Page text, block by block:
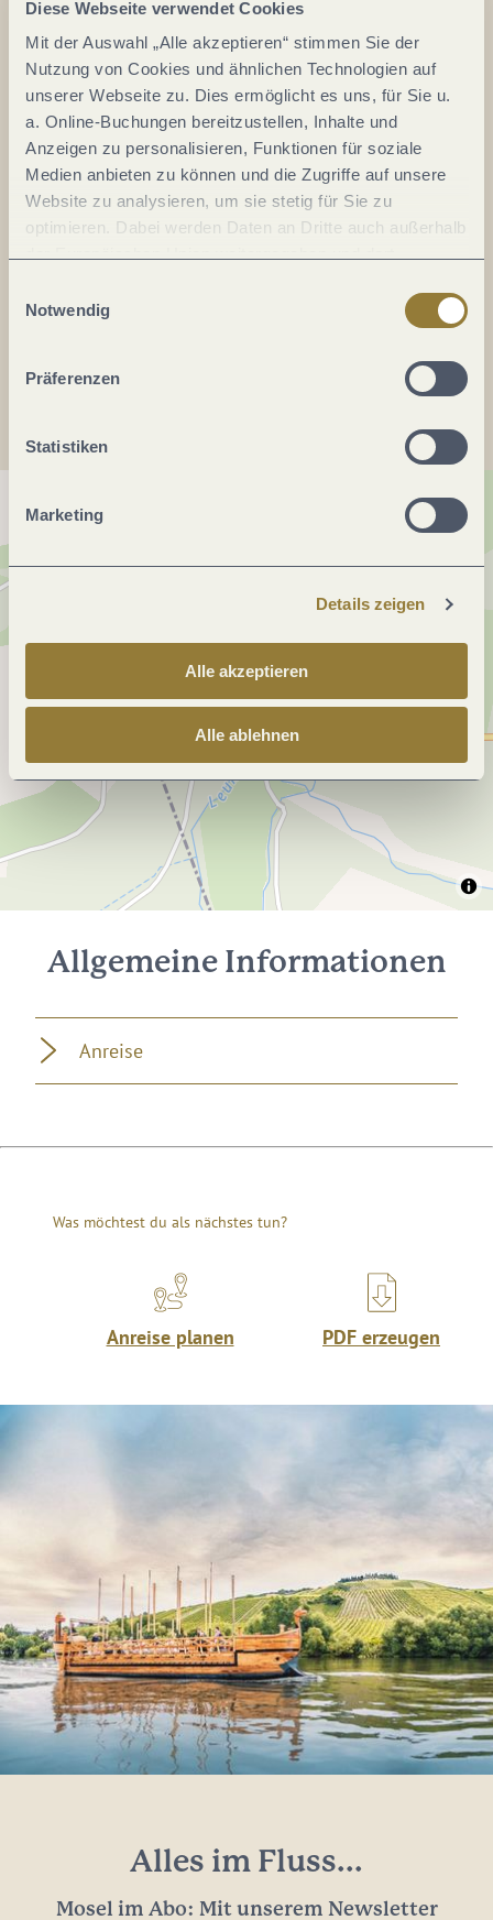
Diese Webseite verwendet Cookies
Mit der Auswahl „Alle akzeptieren“ stimmen Sie der
Nutzung von Cookies und ähnlichen Technologien auf
unserer Webseite zu. Dies ermöglicht es uns, für Sie u.
a. Online-Buchungen bereitzustellen, Inhalte und
Anzeigen zu personalisieren, Funktionen für soziale
Medien anbieten zu können und die Zugriffe auf unsere
Website zu analysieren, um sie stetig für Sie zu
optimieren. Dabei werden Daten an Dritte auch außerhalb
jederzeit widerrufen werden. Mit der Auswahl "Alle
ablehnen" kann es zu Beeinträchtigungen in der Nutzung
Notwendig
Präferenzen
Statistiken
Marketing
Details zeigen
Alle akzeptieren
Alle ablehnen
Auf der Karte
Wildling-Besonderes aus Apfel, Birne & Co.
Herrenmühle 2
54450 Freudenburg-Kollesleuken
DE
Tel.: +49 151 59159215
E-Mail:an@wildling-von-hei.de
Allgemeine Informationen
Anreise
Was möchtest du als nächstes tun?
Anreise planen PDF erzeugen
Alles im Fluss...
Mosel im Abo: Mit unserem Newsletter